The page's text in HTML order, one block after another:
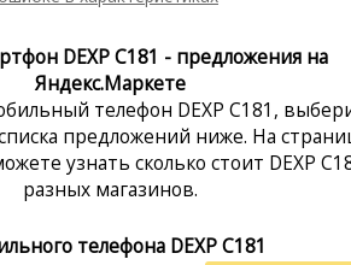
DEXP C181 - предложения на
Яндекс.Маркете
телефон DEXP C181,
предложений ниже. На
узнать сколько стоит DEXP
разных магазинов.
телефона DEXP C181